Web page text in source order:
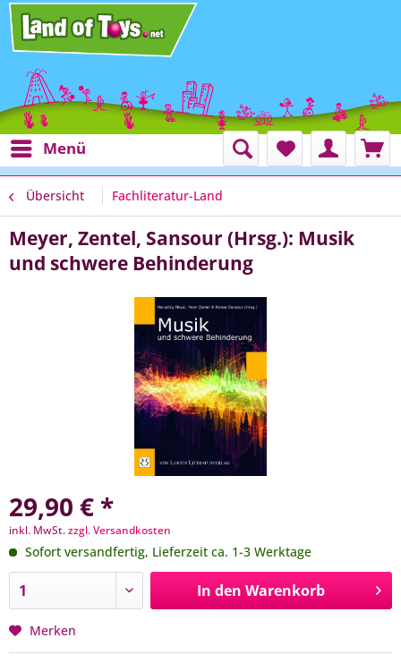
Menü
Übersicht Fachliteratur-Land
Meyer, Zentel, Sansour (Hrsg.): Musik
und schwere Behinderung
29,90 € *
inkl. MwSt.zzgl. Versandkosten
Sofort versandfertig, Lieferzeit ca. 1-3 Werktage
In den Warenkorb
Merken